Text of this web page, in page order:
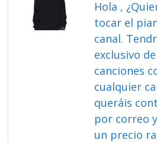
Hola ,
tocar el
canal.
exclusivo
canciones
cualquier
queráis
por correo
un precio